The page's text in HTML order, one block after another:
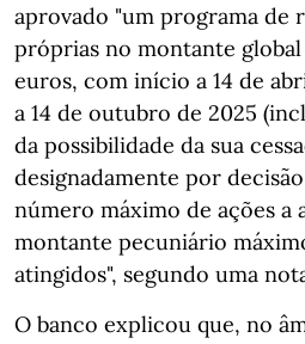
aprovado "um programa de
próprias no montante
euros, com início a 14 de
a 14 de outubro de 2025
da possibilidade da sua
designadamente por
número máximo de ações a
montante pecuniário
atingidos", segundo uma
O banco explicou que, no